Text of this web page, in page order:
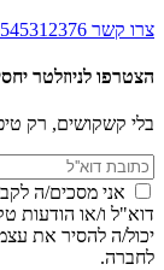
צרו קשר
הצטרפו לניוזלטר
בלי קשקושים, רק
אני מסכים/ה
דוא"ל ו/או הודעות
יכול/ה להסיר את
לחברה.